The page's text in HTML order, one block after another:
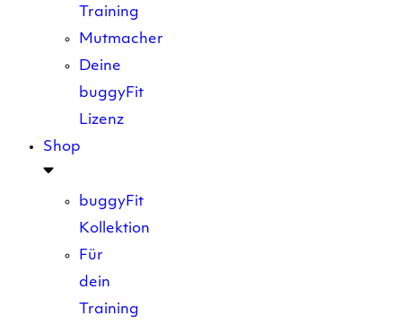
Training
Mutmacher
Deine
buggyFit
Lizenz
Shop
buggyFit
Kollektion
Für
dein
Training